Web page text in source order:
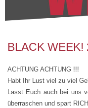
BLACK WEEK!
ACHTUNG ACHTUNG !!!
Habt Ihr Lust viel zu viel
Lasst Euch auch bei uns
überraschen und spart